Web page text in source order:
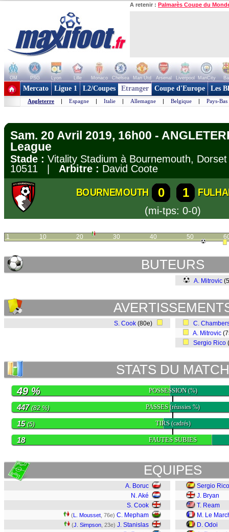
A retenir : Palmarès Coupe du
OM PSG Lyon Lille Monaco Chelsea Man Utd Arsenal Liverpool ManCity
+ de clubs
Mercato Ligue 1 L2/Coupes Etranger Coupe d'Europe Les
Angleterre | Espagne | Italie | Allemagne | Belgique | Pays-Bas
Sam. 20 Avril 2019, 16h00 -
League
Stade : Vitality Stadium à Bournemouth,
10511 | Arbitre : David Coote
BOURNEMOUTH 0 1
(mi-tps: 0-0)
1 10 20 30 40 50
BUTEURS
A. Mitrovic
S. Cook (80e)
C.
A. Mitrovic
Sergio Rico
STATS DU MATCH
POSSESSION(%)
49 %
PASSES(réussies %)
447(82 %)
TIRS(cadrés)
15(5)
FAUTES SUBIES
18
EQUIPES
A. Boruc
N. Aké
S. Cook
(L. Mousset , 76e) C. Mepham
(J. Simpson , 23e) J. Stanislas
Sergio Rico
J. Bryan
T. Ream
M. Le
D. Odoi